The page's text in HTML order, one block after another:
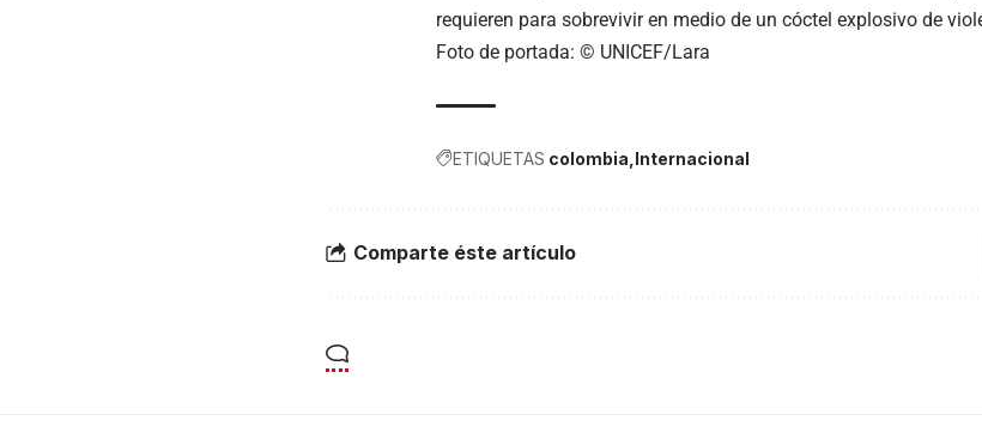
requieren para sobrevivir en medio de un cóctel explosivo de
Foto de portada: © UNICEF/Lara
ETIQUETAS colombia Internacional
Comparte éste artículo